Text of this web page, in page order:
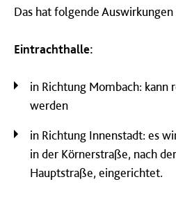
Das hat folgende
Eintrachthalle:
in Richtung Mombach: kann
werden
in Richtung Innenstadt: es
in der Körnerstraße, nach
Hauptstraße, eingerichtet.